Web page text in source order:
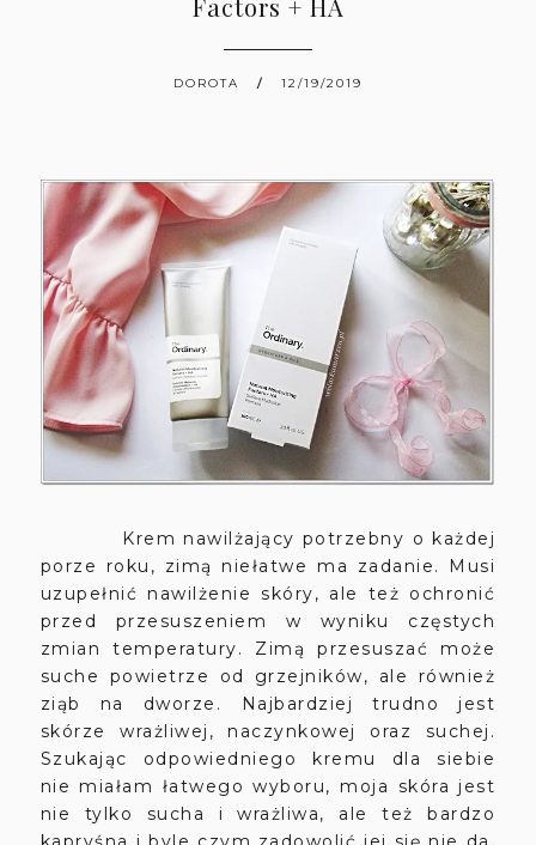
Factors + HA
DOROTA 12/19/2019
Krem nawilżający potrzebny o każdej
porze roku, zimą niełatwe ma zadanie. Musi
uzupełnić nawilżenie skóry, ale też ochronić
przed przesuszeniem w wyniku częstych
zmian temperatury. Zimą przesuszać może
suche powietrze od grzejników, ale również
ziąb na dworze. Najbardziej trudno jest
skórze wrażliwej, naczynkowej oraz suchej.
Szukając odpowiedniego kremu dla siebie
nie miałam łatwego wyboru, moja skóra jest
nie tylko sucha i wrażliwa, ale też bardzo